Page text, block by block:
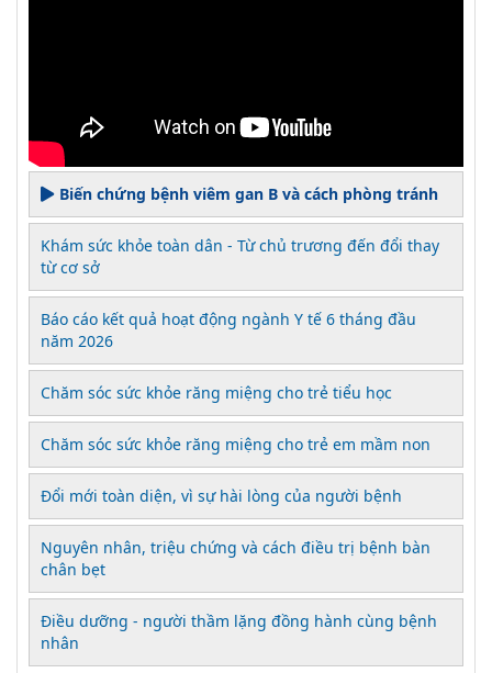
Biến chứng bệnh viêm gan B và cách phòng tránh
Khám sức khỏe toàn dân - Từ chủ trương đến đổi thay
từ cơ sở
Báo cáo kết quả hoạt động ngành Y tế 6 tháng đầu
năm 2026
Chăm sóc sức khỏe răng miệng cho trẻ tiểu học
Chăm sóc sức khỏe răng miệng cho trẻ em mầm non
Đổi mới toàn diện, vì sự hài lòng của người bệnh
Nguyên nhân, triệu chứng và cách điều trị bệnh bàn
chân bẹt
Điều dưỡng - người thầm lặng đồng hành cùng bệnh
nhân